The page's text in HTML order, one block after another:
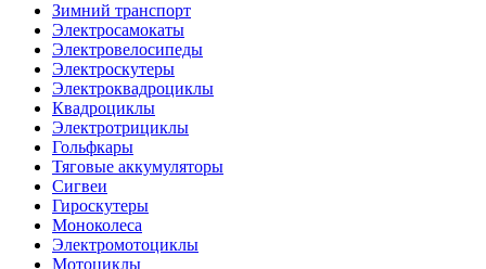
Зимний транспорт
Электросамокаты
Электровелосипеды
Электроскутеры
Электроквадроциклы
Квадроциклы
Электротрициклы
Гольфкары
Тяговые аккумуляторы
Сигвеи
Гироскутеры
Моноколеса
Электромотоциклы
Мотоциклы